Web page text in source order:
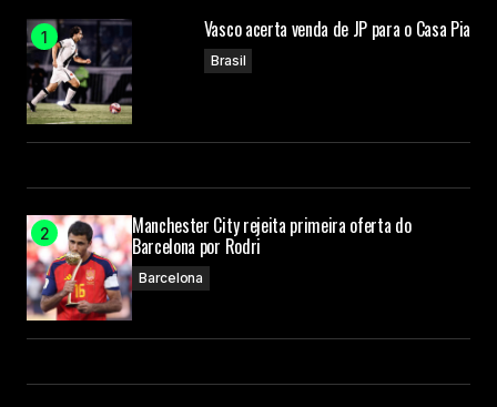
Vasco acerta venda de JP para o Casa Pia
Brasil
Manchester City rejeita primeira oferta do
Barcelona por Rodri
Barcelona